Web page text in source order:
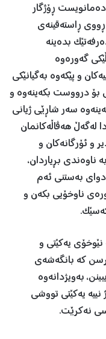
ڕۆژگار
ڕاستەقینەی
بدەینە
گەورەوە
و پێکەوە بەگیانێکی
بۆ درووست بکەینەوە و
سەر شاڕێی ژیانی
لەگەڵ هەڤاڵەکانمان
و ئۆرگانەکان و
بڕیاردان،
بەستنی ئەم
ناوخۆیی بکەن و
یەكێتی و
كە بانگەشەی
بەویژدانەوە
نییە یەكێتی تووشی
نەكرێت.